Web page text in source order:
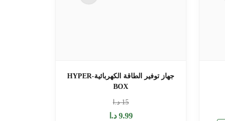
جهاز توفير الطاقة الكهربائية-HYPER
BOX
15د.ا
9.99 د.ا